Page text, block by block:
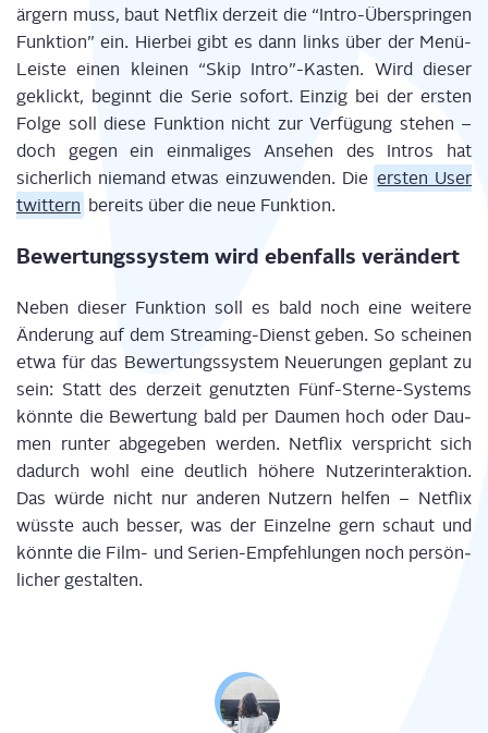
ärgern muss, baut Net­flix der­zeit die “Intro-Über­sprin­gen
Funk­ti­on” ein. Hier­bei gibt es dann links über der Menü-
Leis­te einen klei­nen “Skip Intro”-Kasten. Wird die­ser
geklickt, beginnt die Serie sofort. Ein­zig bei der ers­ten
Fol­ge soll die­se Funk­ti­on nicht zur Ver­fü­gung ste­hen –
doch gegen ein ein­ma­li­ges Anse­hen des Intros hat
sicher­lich nie­mand etwas ein­zu­wen­den. Die ers­ten User
twit­tern bereits über die neue Funktion.
Bewer­tungs­sys­tem wird eben­falls verändert
Neben die­ser Funk­ti­on soll es bald noch eine wei­te­re
Ände­rung auf dem Strea­ming-Dienst geben. So schei­nen
etwa für das Bewer­tungs­sys­tem Neue­run­gen geplant zu
sein: Statt des der­zeit genutz­ten Fünf-Ster­ne-Sys­tems
könn­te die Bewer­tung bald per Dau­men hoch oder Dau­
men run­ter abge­ge­ben wer­den. Net­flix ver­spricht sich
dadurch wohl eine deut­lich höhe­re Nut­zer­inter­ak­ti­on.
Das wür­de nicht nur ande­ren Nut­zern hel­fen – Net­flix
wüss­te auch bes­ser, was der Ein­zel­ne gern schaut und
könn­te die Film- und Seri­en-Emp­feh­lun­gen noch per­sön­
li­cher gestalten.